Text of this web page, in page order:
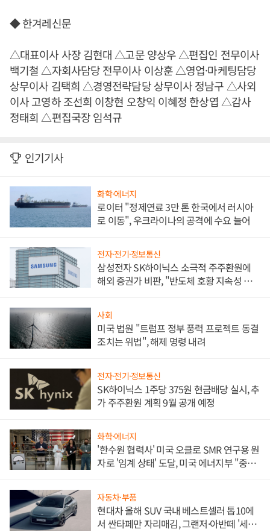
◆ 한겨레신문
△대표이사 사장 김현대 △고문 양상우 △편집인 전무이사
백기철 △자회사담당 전무이사 이상훈 △영업·마케팅담당
상무이사 김택희 △경영전략담당 상무이사 정남구 △사외
이사 고영하 조선희 이창현 오창익 이혜정 한상엽 △감사
정태희 △편집국장 임석규
인기기사
화학·에너지
로이터 "정제연료 3만 톤 한국에서 러시아
로 이동", 우크라이나의 공격에 수요 늘어
전자·전기·정보통신
삼성전자 SK하이닉스 소극적 주주환원에
해외 증권가 비판, "반도체 호황 지속성 의
사회
미국 법원 "트럼프 정부 풍력 프로젝트 동결
조치는 위법", 해제 명령 내려
전자·전기·정보통신
SK하이닉스 1주당 375원 현금배당 실시, 추
가 주주환원 계획 9월 공개 예정
화학·에너지
'한수원 협력사' 미국 오클로 SMR 연구용 원
자로 '임계 상태' 도달, 미국 에너지부 "중요
자동차·부품
현대차 올해 SUV 국내 베스트셀러 톱10에
서 싼타페만 자리매김, 그랜저·아반떼 '세단